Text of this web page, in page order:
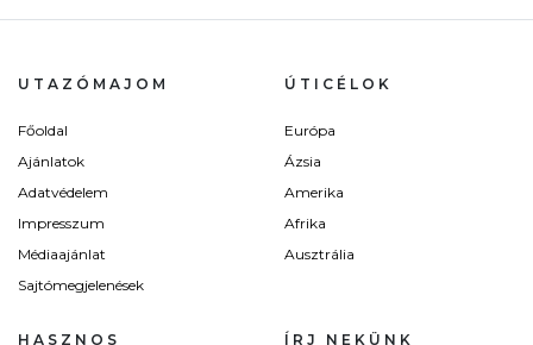
UTAZÓMAJOM
Főoldal
Ajánlatok
Adatvédelem
Impresszum
Médiaajánlat
Sajtómegjelenések
ÚTICÉLOK
Európa
Ázsia
Amerika
Afrika
Ausztrália
HASZNOS ÍRJ NEKÜNK